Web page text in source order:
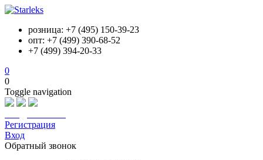
розница: +7 (495) 150-39-23
опт: +7 (499) 390-68-52
+7 (499) 394-20-33
0
0
Toggle navigation
Регистрация
Вход
Обратный звонок